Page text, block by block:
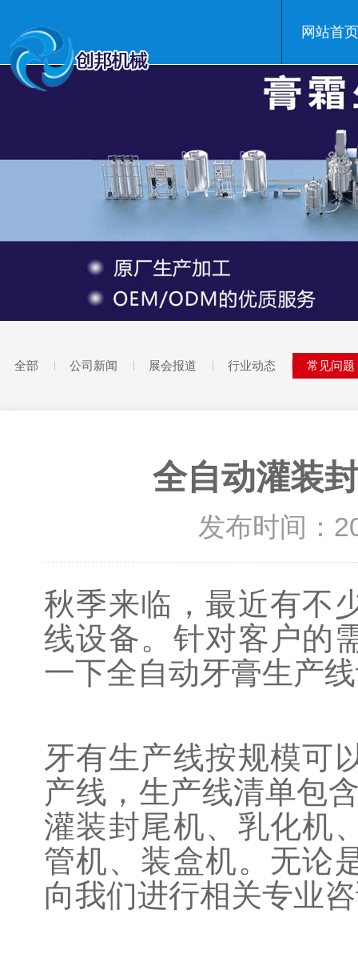
网站首页
全部 公司新闻 展会报道 行业动态 常见问题
全自动灌装
发布时间：
秋季来临，最近有不
线设备。针对客户的
一下全自动牙膏生产
牙有生产线按规模可
产线，生产线清单包
灌装封尾机、乳化机
管机、装盒机。无论
向我们进行相关专业